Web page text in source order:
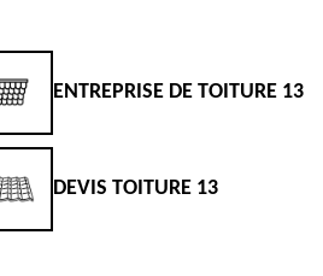
ENTREPRISE DE TOITURE 13
DEVIS TOITURE 13